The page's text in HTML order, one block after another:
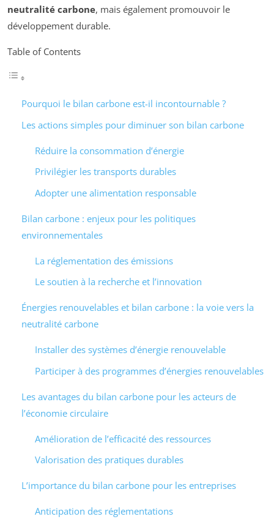
neutralité carbone, mais également promouvoir le
développement durable.
Table of Contents
Pourquoi le bilan carbone est-il incontournable ?
Les actions simples pour diminuer son bilan carbone
Réduire la consommation d’énergie
Privilégier les transports durables
Adopter une alimentation responsable
Bilan carbone : enjeux pour les politiques
environnementales
La réglementation des émissions
Le soutien à la recherche et l’innovation
Énergies renouvelables et bilan carbone : la voie vers la
neutralité carbone
Installer des systèmes d’énergie renouvelable
Participer à des programmes d’énergies renouvelables
Les avantages du bilan carbone pour les acteurs de
l’économie circulaire
Amélioration de l’efficacité des ressources
Valorisation des pratiques durables
L’importance du bilan carbone pour les entreprises
Anticipation des réglementations